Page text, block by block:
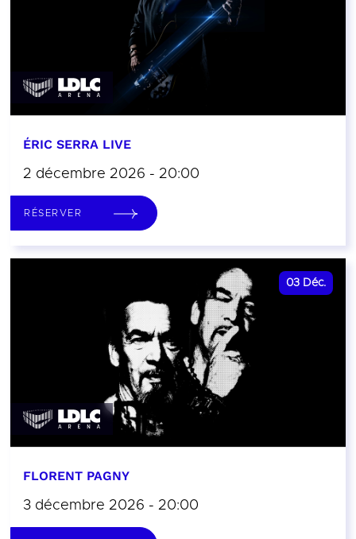
ÉRIC SERRA LIVE
2 décembre 2026 - 20:00
RÉSERVER
03 Déc.
FLORENT PAGNY
3 décembre 2026 - 20:00